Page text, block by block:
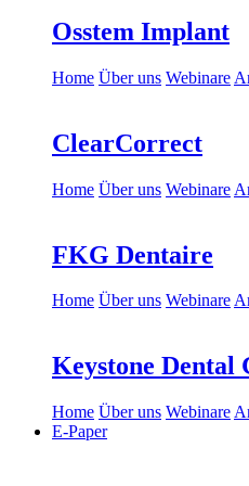
Osstem Implant
Home Über uns Webinare
ClearCorrect
Home Über uns Webinare
FKG Dentaire
Home Über uns Webinare
Keystone Dental
Home Über uns Webinare
E-Paper